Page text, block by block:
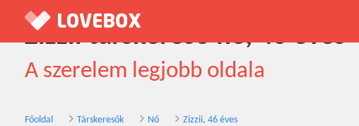
Zizzii társkereső nő, 46 éves
A szerelem legjobb oldala
Főoldal Társkeresők Nő Zizzii, 46 éves